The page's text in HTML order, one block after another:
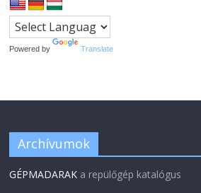
Powered by Translate
Archívumok
GÉPMADARAK a repülőgép katalógus